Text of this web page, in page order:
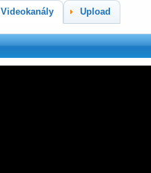
Videokanály Upload